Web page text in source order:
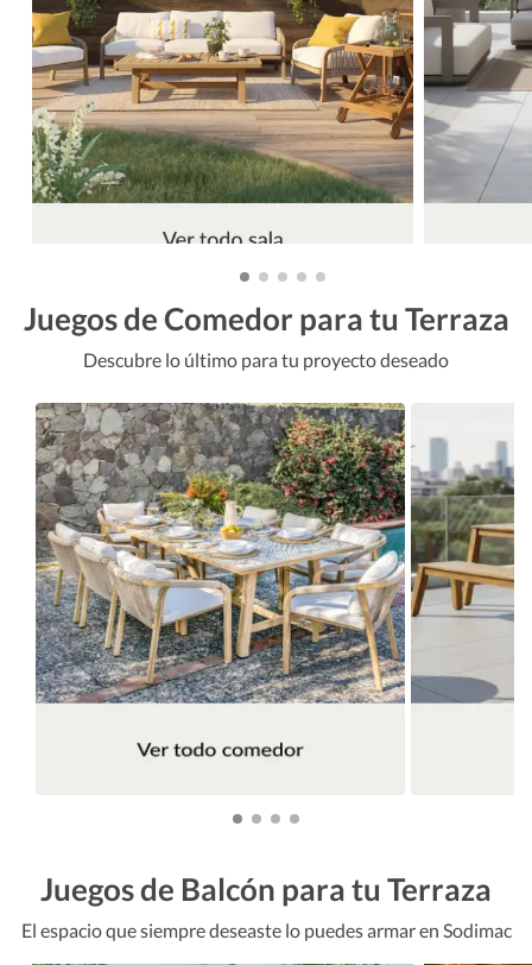
Juegos de Comedor para tu Terraza
Descubre lo último para tu proyecto deseado
Juegos de Balcón para tu Terraza
El espacio que siempre deseaste lo puedes armar en Sodimac